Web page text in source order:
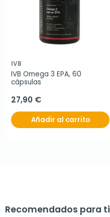
IVB
IVB Omega 3 EPA, 60
cápsulas
27,90 €
Añadir al carrito
Recomendados para ti